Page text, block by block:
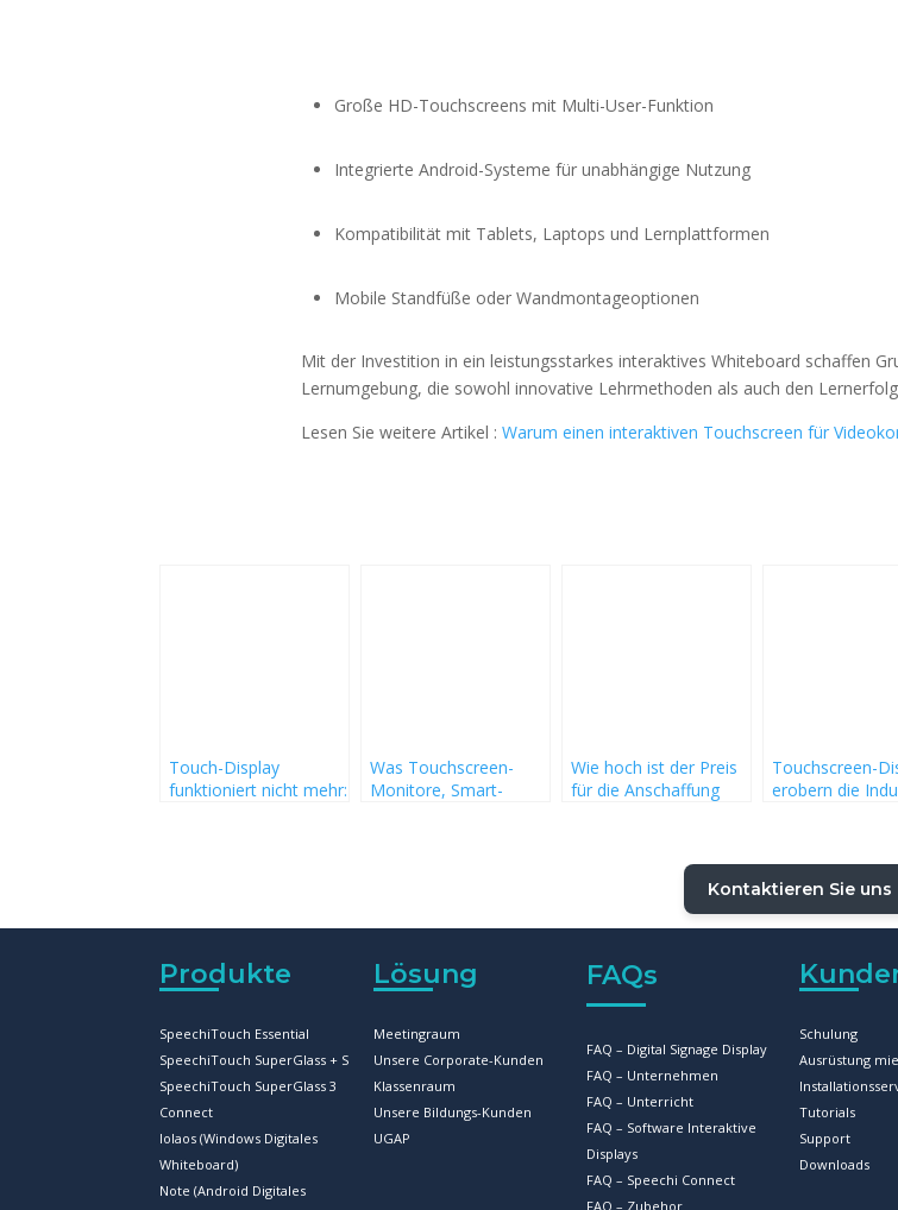
Große HD-Touchscreens mit Multi-User-Funktion
Integrierte Android-Systeme für unabhängige Nutzung
Kompatibilität mit Tablets, Laptops und Lernplattformen
Mobile Standfüße oder Wandmontageoptionen
Mit der Investition in ein leistungsstarkes interaktives Whiteboard schaffen
Lernumgebung, die sowohl innovative Lehrmethoden als auch den
Lesen Sie weitere Artikel :Warum einen interaktiven Touchscreen für
Touch-Display
funktioniert nicht mehr:
Was Touchscreen-
Monitore, Smart-
kann
Wie hoch ist der Preis
für die Anschaffung
Touchscreen-
erobern die
Unternehmen
Kontaktieren Sie uns
Produkte
SpeechiTouch Essential
SpeechiTouch SuperGlass + S
SpeechiTouch SuperGlass 3
Connect
Iolaos (Windows Digitales
Whiteboard)
Note (Android Digitales
Lösung
Meetingraum
Unsere Corporate-Kunden
Klassenraum
Unsere Bildungs-Kunden
UGAP
FAQs
FAQ – Digital Signage Display
FAQ – Unternehmen
FAQ – Unterricht
FAQ – Software Interaktive
Displays
FAQ – Speechi Connect
FAQ – Zubehor
Schulung
Ausrüstung
Tutorials
Support
Downloads